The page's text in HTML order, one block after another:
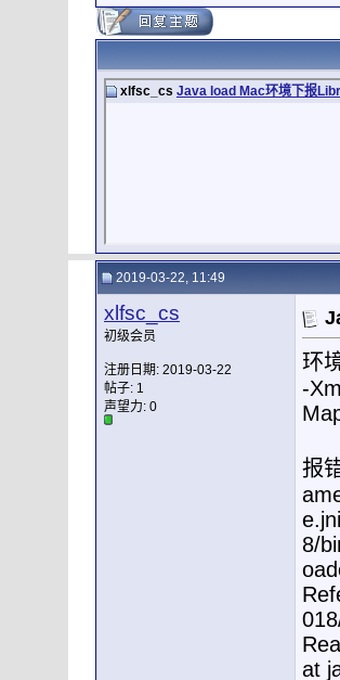
xlfsc_cs Java load Mac环境下报
2019-03-22, 11:49
xlfsc_cs
初级会员
注册日期: 2019-03-22
帖子: 1
声望力: 0
环
-
报
8/
at